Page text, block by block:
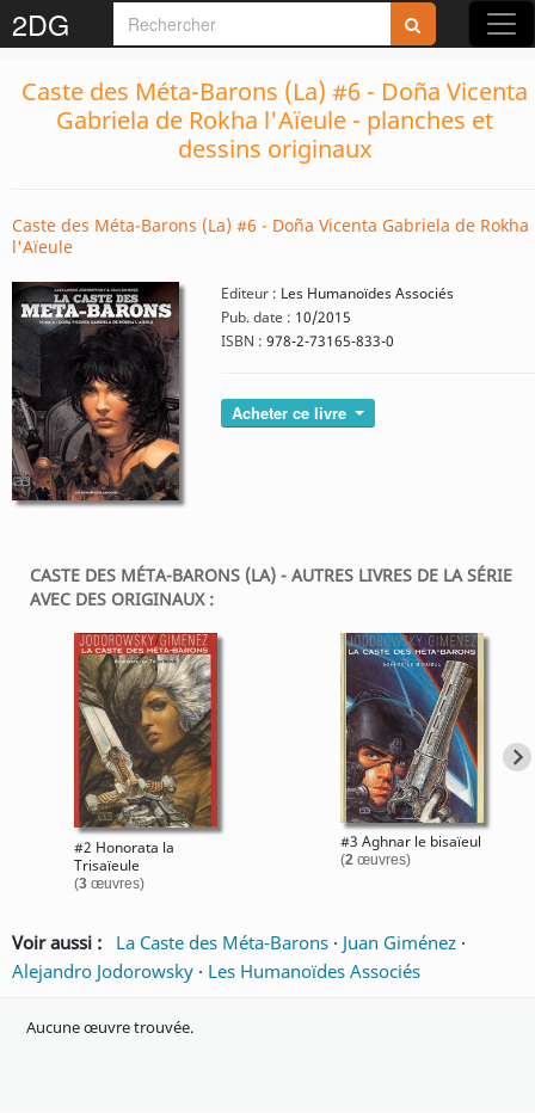
2DG
Caste des Méta-Barons (La) #6 - Doña Vicenta
Gabriela de Rokha l'Aïeule - planches et
dessins originaux
Caste des Méta-Barons (La) #6 - Doña Vicenta Gabriela de Rokha
l'Aïeule
Editeur : Les Humanoïdes Associés
Pub. date : 10/2015
ISBN : 978-2-73165-833-0
Acheter ce livre
CASTE DES MÉTA-BARONS (LA) - AUTRES LIVRES DE LA SÉRIE
AVEC DES ORIGINAUX :
#2 Honorata la
Trisaïeule
(3œuvres)
#3 Aghnar le bisaïeul
(2 œuvres)
Voir aussi : La Caste des Méta-Barons · Juan Giménez ·
Alejandro Jodorowsky · Les Humanoïdes Associés
Aucune œuvre trouvée.